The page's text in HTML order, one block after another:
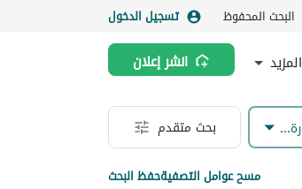
البحث المحفوظ تسجيل الدخول
المزيد انشر إعلان
غرفة & دورة مياه بحث متقدم
مسح عوامل التصفيةحفظ البحث